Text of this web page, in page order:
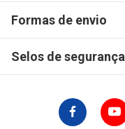
Formas de envio
Selos de segurança